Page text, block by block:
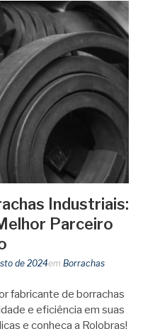
Industriais:
Parceiro
de 2024em Borrachas
fabricante de borrachas
e eficiência em suas
e conheça a Rolobras!